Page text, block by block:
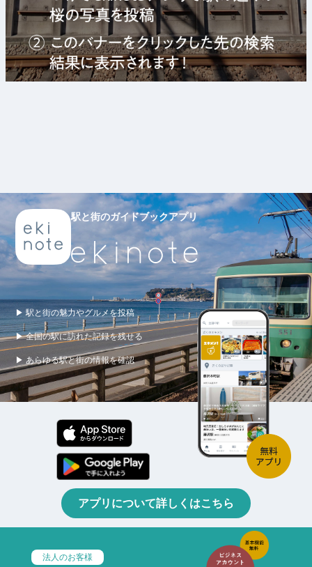
駅と街のガイドブックアプリ
▶ 駅と街の魅力やグルメを投稿
▶ 全国の駅に訪れた記録を残せる
▶ あらゆる駅と街の情報を確認
アプリについて詳しくはこちら
法人のお客様